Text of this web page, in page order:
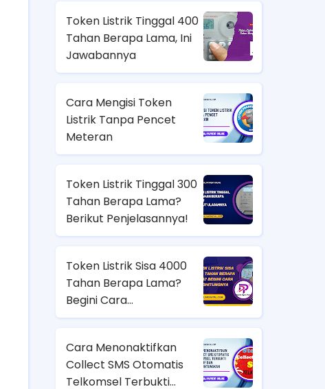
Token Listrik Tinggal 400
Tahan Berapa Lama, Ini
Jawabannya
Cara Mengisi Token
Listrik Tanpa Pencet
Meteran
Token Listrik Tinggal 300
Tahan Berapa Lama?
Berikut Penjelasannya!
Token Listrik Sisa 4000
Tahan Berapa Lama?
Begini Cara
Menghitungnya
Cara Menonaktifkan
Collect SMS Otomatis
Telkomsel Terbukti